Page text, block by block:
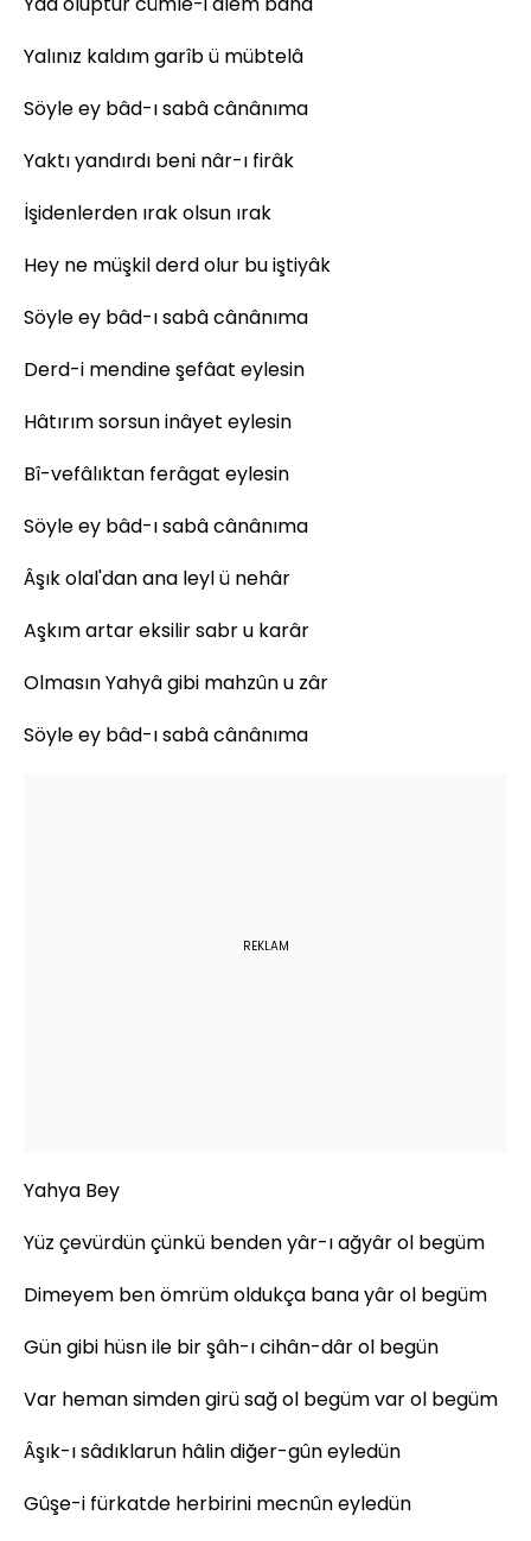
Yalınız kaldım garîb ü mübtelâ
Söyle ey bâd-ı sabâ cânânıma
Yaktı yandırdı beni nâr-ı firâk
İşidenlerden ırak olsun ırak
Hey ne müşkil derd olur bu iştiyâk
Söyle ey bâd-ı sabâ cânânıma
Derd-i mendine şefâat eylesin
Hâtırım sorsun inâyet eylesin
Bî-vefâlıktan ferâgat eylesin
Söyle ey bâd-ı sabâ cânânıma
Âşık olal'dan ana leyl ü nehâr
Aşkım artar eksilir sabr u karâr
Olmasın Yahyâ gibi mahzûn u zâr
Söyle ey bâd-ı sabâ cânânıma
REKLAM
Yahya Bey
Yüz çevürdün çünkü benden yâr-ı ağyâr ol begüm
Dimeyem ben ömrüm oldukça bana yâr ol begüm
Gün gibi hüsn ile bir şâh-ı cihân-dâr ol begün
Var heman simden girü sağ ol begüm var ol begüm
Âşık-ı sâdıklarun hâlin diğer-gûn eyledün
Gûşe-i fürkatde herbirini mecnûn eyledün